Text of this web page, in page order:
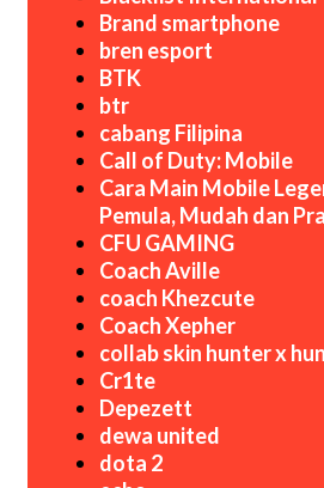
Brand smartphone
bren esport
BTK
btr
cabang Filipina
Call of Duty: Mobile
Cara Main Mobile
Pemula, Mudah dan
CFU GAMING
Coach Aville
coach Khezcute
Coach Xepher
collab skin hunter x
Cr1te
Depezett
dewa united
dota 2